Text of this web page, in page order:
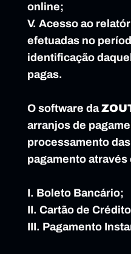
online;
V. Acesso ao
efetuadas no
identificação
pagas.
O software da
arranjos de
processamento
pagamento
I. Boleto Bancário;
II. Cartão de
III. Pagamento